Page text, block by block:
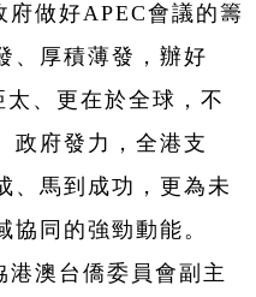
做好APEC會議的籌
、厚積薄發，辦好
、更在於全球，不
政府發力，全港支
、馬到成功，更為未
協同的強勁動能。
港澳台僑委員會副主